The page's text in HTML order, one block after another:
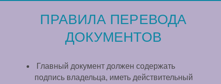
ПРАВИЛА ПЕРЕВОДА
ДОКУМЕНТОВ
Главный документ должен содержать
подпись владельца, иметь действительный